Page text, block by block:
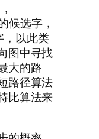
候选字，
，以此类
图中寻找
大的路
路径算法
比算法来